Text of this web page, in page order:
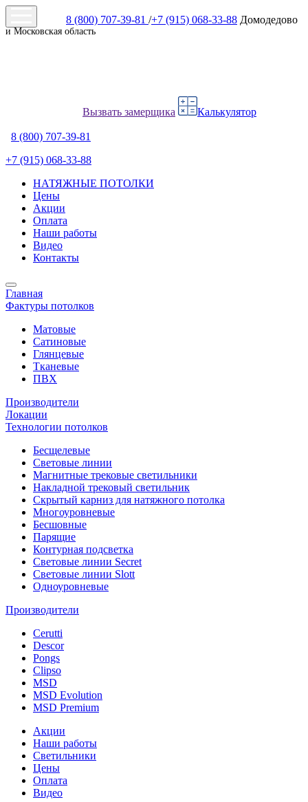
8 (800) 707-39-81 /+7 (915) 068-33-88 Домодедово
и Московская область
Вызвать замерщика Калькулятор
8 (800) 707-39-81
+7 (915) 068-33-88
НАТЯЖНЫЕ ПОТОЛКИ
Цены
Акции
Оплата
Наши работы
Видео
Контакты
Главная
Фактуры потолков
Матовые
Сатиновые
Глянцевые
Тканевые
ПВХ
Производители
Локации
Технологии потолков
Бесщелевые
Световые линии
Магнитные трековые светильники
Накладной трековый светильник
Скрытый карниз для натяжного потолка
Многоуровневые
Бесшовные
Парящие
Контурная подсветка
Световые линии Secret
Световые линии Slott
Одноуровневые
Производители
Cerutti
Descor
Pongs
Clipso
MSD
MSD Evolution
MSD Premium
Акции
Наши работы
Светильники
Цены
Оплата
Видео